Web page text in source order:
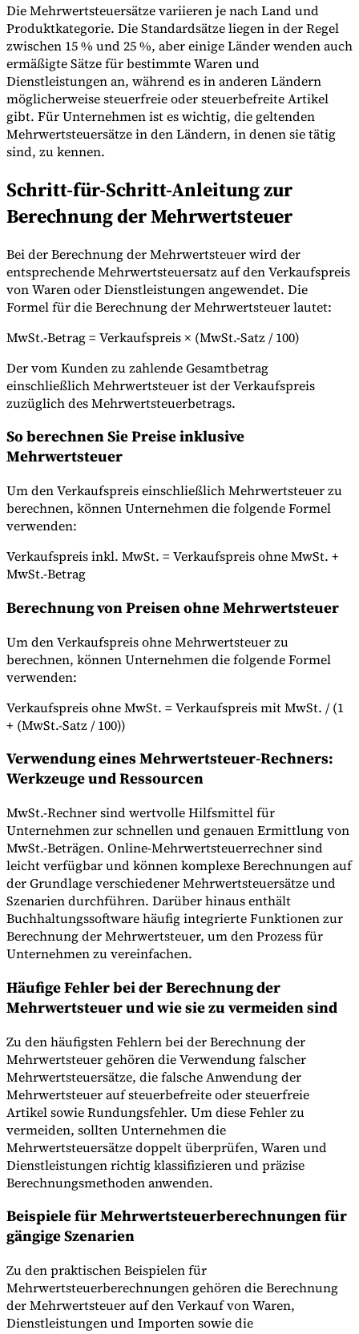
Unsere AutorenBeitragender werdenWählen Sie einen Experten
Die Mehrwertsteuersätze variieren je nach Land und
Produktkategorie. Die Standardsätze liegen in der Regel
zwischen 15 % und 25 %, aber einige Länder wenden auch
ermäßigte Sätze für bestimmte Waren und
Dienstleistungen an, während es in anderen Ländern
möglicherweise steuerfreie oder steuerbefreite Artikel
gibt. Für Unternehmen ist es wichtig, die geltenden
Mehrwertsteuersätze in den Ländern, in denen sie tätig
sind, zu kennen.
Schritt-für-Schritt-Anleitung zur
Berechnung der Mehrwertsteuer
Bei der Berechnung der Mehrwertsteuer wird der
entsprechende Mehrwertsteuersatz auf den Verkaufspreis
von Waren oder Dienstleistungen angewendet. Die
Formel für die Berechnung der Mehrwertsteuer lautet:
MwSt.-Betrag = Verkaufspreis × (MwSt.-Satz / 100)
Der vom Kunden zu zahlende Gesamtbetrag
einschließlich Mehrwertsteuer ist der Verkaufspreis
zuzüglich des Mehrwertsteuerbetrags.
So berechnen Sie Preise inklusive
Mehrwertsteuer
Um den Verkaufspreis einschließlich Mehrwertsteuer zu
berechnen, können Unternehmen die folgende Formel
verwenden:
Verkaufspreis inkl. MwSt. = Verkaufspreis ohne MwSt. +
MwSt.-Betrag
Berechnung von Preisen ohne Mehrwertsteuer
Um den Verkaufspreis ohne Mehrwertsteuer zu
berechnen, können Unternehmen die folgende Formel
verwenden:
Verkaufspreis ohne MwSt. = Verkaufspreis mit MwSt. / (1
+ (MwSt.-Satz / 100))
Verwendung eines Mehrwertsteuer-Rechners:
Werkzeuge und Ressourcen
MwSt.-Rechner sind wertvolle Hilfsmittel für
Unternehmen zur schnellen und genauen Ermittlung von
MwSt.-Beträgen. Online-Mehrwertsteuerrechner sind
leicht verfügbar und können komplexe Berechnungen auf
der Grundlage verschiedener Mehrwertsteuersätze und
Szenarien durchführen. Darüber hinaus enthält
Buchhaltungssoftware häufig integrierte Funktionen zur
Berechnung der Mehrwertsteuer, um den Prozess für
Unternehmen zu vereinfachen.
Häufige Fehler bei der Berechnung der
Mehrwertsteuer und wie sie zu vermeiden sind
Zu den häufigsten Fehlern bei der Berechnung der
Mehrwertsteuer gehören die Verwendung falscher
Mehrwertsteuersätze, die falsche Anwendung der
Mehrwertsteuer auf steuerbefreite oder steuerfreie
Artikel sowie Rundungsfehler. Um diese Fehler zu
vermeiden, sollten Unternehmen die
Mehrwertsteuersätze doppelt überprüfen, Waren und
Dienstleistungen richtig klassifizieren und präzise
Berechnungsmethoden anwenden.
Beispiele für Mehrwertsteuerberechnungen für
gängige Szenarien
Zu den praktischen Beispielen für
Mehrwertsteuerberechnungen gehören die Berechnung
der Mehrwertsteuer auf den Verkauf von Waren,
Dienstleistungen und Importen sowie die